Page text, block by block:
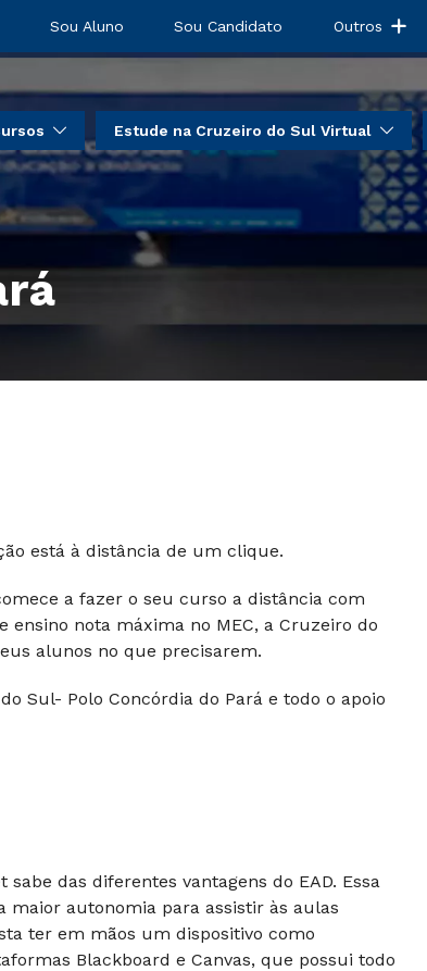
Sou Aluno Sou Candidato Outros
Estude na Cruzeiro do Sul Virtual
está à distância de um clique.
a fazer o seu curso a distância com
nota máxima no MEC, a Cruzeiro do
alunos no que precisarem.
Sul- Polo Concórdia do Pará e todo o apoio
das diferentes vantagens do EAD. Essa
autonomia para assistir às aulas
ter em mãos um dispositivo como
Blackboard e Canvas, que possui todo